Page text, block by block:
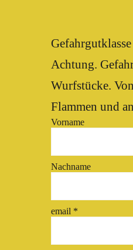
Achtung.
Wurfstücke.
Flammen und
Vorname
Nachname
email *